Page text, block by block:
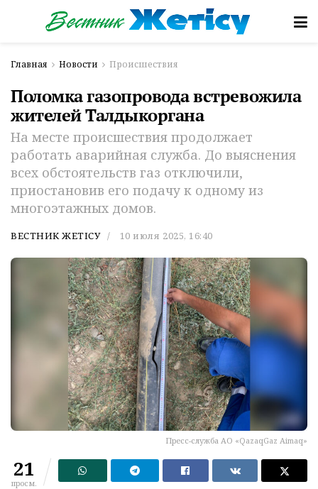
Главная Новости Происшествия
Поломка газопровода встревожила
жителей Талдыкоргана
На месте происшествия продолжает
работать аварийная служба. До выяснения
всех обстоятельств газ отключили,
приостановив его подачу к одному из
многоэтажных домов.
ВЕСТНИК ЖЕТІСУ 10 июля 2025, 16:40
Пресс-служба АО «QazaqGaz Aimaq»
21
просм.